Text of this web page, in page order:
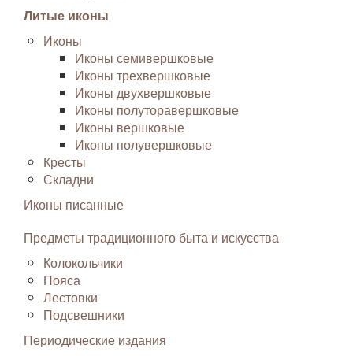
Литые иконы
Иконы
Иконы семивершковые
Иконы трехвершковые
Иконы двухвершковые
Иконы полуторавершковые
Иконы вершковые
Иконы полувершковые
Кресты
Складни
Иконы писанные
Предметы традиционного быта и искусства
Колокольчики
Пояса
Лестовки
Подсвешники
Периодические издания